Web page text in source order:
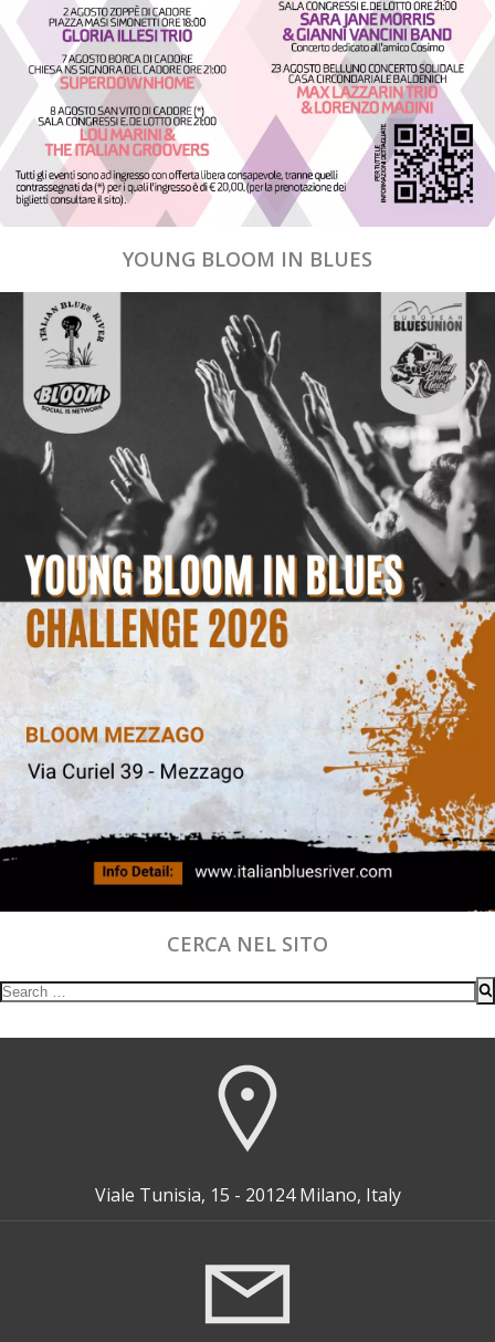
YOUNG BLOOM IN BLUES
CERCA NEL SITO
Search
Viale Tunisia, 15 - 20124 Milano, Italy